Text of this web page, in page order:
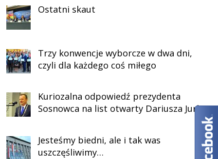
Ostatni skaut
Trzy konwencje wyborcze w dwa dni,
czyli dla każdego coś miłego
Kuriozalna odpowiedź prezydenta
Sosnowca na list otwarty Dariusza Jurka
Jesteśmy biedni, ale i tak was
uszczęśliwimy…